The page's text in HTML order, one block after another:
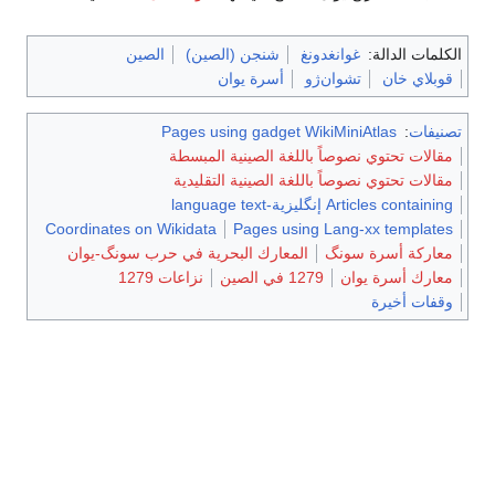
الكلمات الدالة: غوانغدونغ شنجن (الصين)
الصين
قوبلاي خان
تشوان‌ژو أسرة يوان
تصنيفات:
Pages using gadget WikiMiniAtlas
مقالات تحتوي نصوصاً باللغة الصينية المبسطة
مقالات تحتوي نصوصاً باللغة الصينية التقليدية
Articles containing إنگليزية-language text
Pages using Lang-xx templates
Coordinates on Wikidata
معاركة أسرة سونگ
المعارك البحرية في حرب سونگ-يوان
معارك أسرة يوان
1279 في الصين
نزاعات 1279
وقفات أخيرة